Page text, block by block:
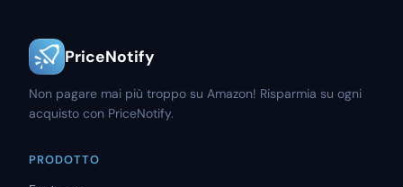
PriceNotify
Non pagare mai più troppo su Amazon! Risparmia su ogni
acquisto con PriceNotify.
PRODOTTO